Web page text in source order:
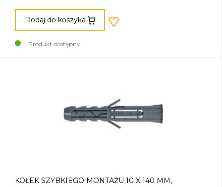
Dodaj do koszyka
Produkt dostępny
KOŁEK SZYBKIEGO MONTAŻU 10 X 140 MM,